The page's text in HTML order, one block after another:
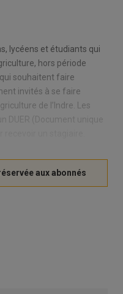
lycéens et étudiants qui
hors période
souhaitent faire
invités à se faire
de l’Indre. Les
DUER (Document unique